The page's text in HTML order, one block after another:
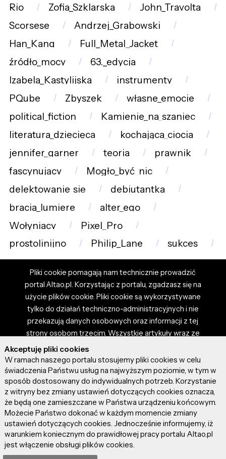
Rio
Zofia_Szklarska
John_Travolta
Scorsese
Andrzej_Grabowski
Han_Kang
Full_Metal_Jacket
źródło_mocy
63._edycja
Izabela_Kastylijska
instrumenty
PQube
Zbyszek
własne_emocje
political_fiction
Kamienie_na_szaniec
literatura_dziecięca
kochająca_ciocia
jennifer_garner
teoria
prawnik
fascynujący
Mogło_być_nic
delektowanie_się
debiutantka
bracia_lumiere
alter_ego
Wołyniacy
Pixel_Pro
prostolinijno
Philip_Lane sukces
Pliki cookie pomagają nam technicznie prowadzić
portal Altao.pl. Korzystając z portalu, zgadzasz się na
użycie plików cookie. Pliki cookie są wykorzystywane
tylko do działań techniczno-administracyjnych i nie
przekazują danych osobowych oraz informacji z tej
strony osobom trzecim. Wszystkie artykuły wraz ze
zdjęciami i materiałami dostępnymi na portalu są
własnością użytkowników. Administrator i właściciel
portalu nie ponosi odpowiedzialności za tresci
prezentowane przez autorów artykułów. Dodając
artykuł, zgadzasz się z regulaminem portalu oraz
ponosisz odpowiedzialność za wszystkie materiały
umieszczone przez Ciebie na stronie altao.pl.
Szczegóły dostępne w regulaminie portalu.
© 2026 altao.pl. Wszystkie prawa zastrzeżone.
Akceptuję pliki cookies
W ramach naszego portalu stosujemy pliki cookies w celu
świadczenia Państwu usług na najwyższym poziomie, w tym w
sposób dostosowany do indywidualnych potrzeb. Korzystanie
z witryny bez zmiany ustawień dotyczących cookies oznacza,
że będą one zamieszczane w Państwa urządzeniu końcowym.
Możecie Państwo dokonać w każdym momencie zmiany
ustawień dotyczących cookies. Jednocześnie informujemy, iż
warunkiem koniecznym do prawidłowej pracy portalu Altao.pl
jest włączenie obsługi plików cookies.